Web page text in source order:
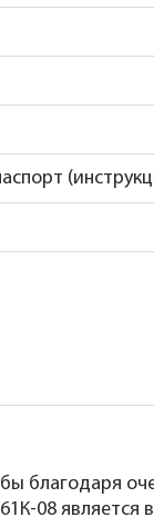
благодаря
08 является